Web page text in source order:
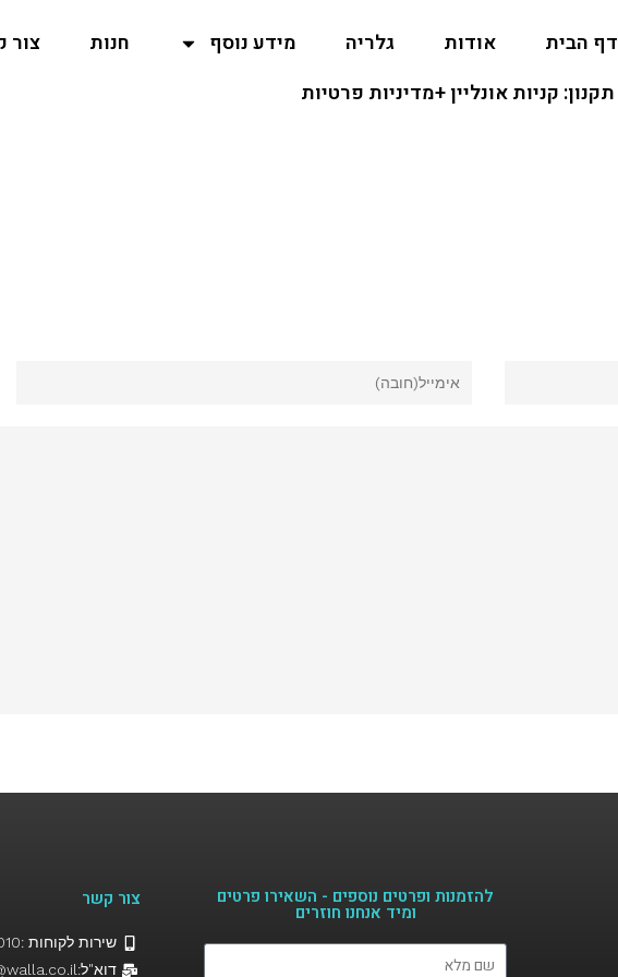
דף הבית אודות גלריה מידע נוסף חנות
צור
תקנון: קניות אונליין +מדיניות פרטיות
להזמנות ופרטים נוספים - השאירו פרטים
ומיד אנחנו חוזרים​
צור קשר
שירות לקוחות :058-5541010
דוא"ל:Hairfor2@walla.co.il